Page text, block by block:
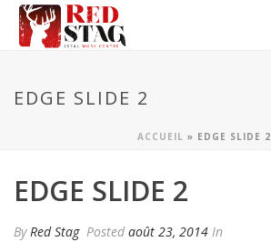
EDGE SLIDE 2
ACCUEIL » EDGE SLIDE 2
EDGE SLIDE 2
ByRed Stag Posted août 23, 2014 In